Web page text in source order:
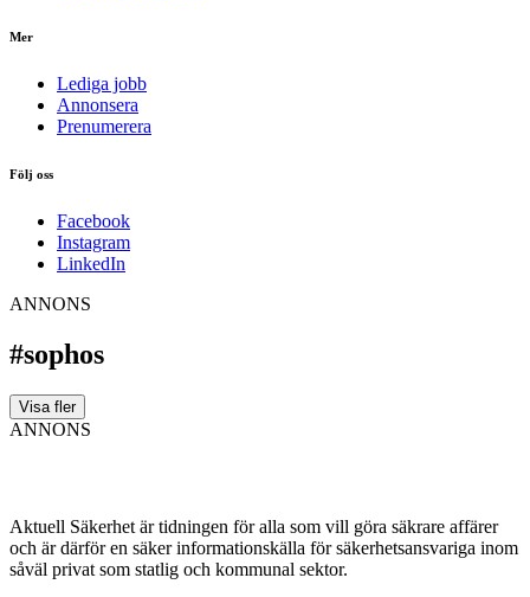
Mer
Lediga jobb
Annonsera
Prenumerera
Följ oss
Facebook
Instagram
LinkedIn
ANNONS
#sophos
Visa fler
ANNONS
Aktuell Säkerhet är tidningen för alla som vill göra säkrare affärer
och är därför en säker informationskälla för säkerhets­ansvariga inom
såväl privat som statlig och kommunal sektor.